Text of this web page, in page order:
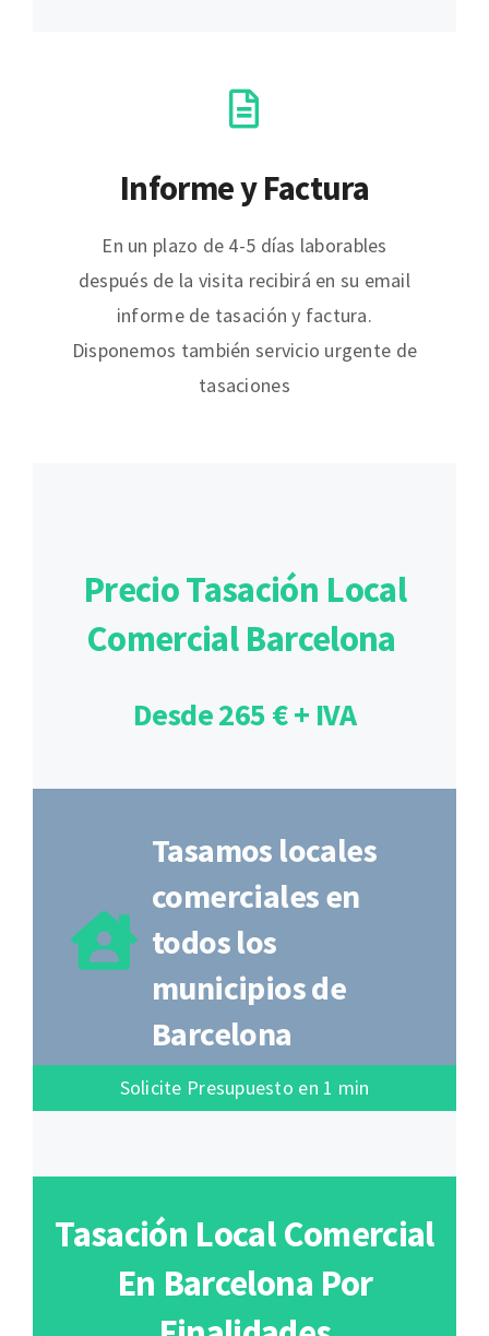
Informe y Factura
En un plazo de 4-5 días laborables
después de la visita recibirá en su email
informe de tasación y factura.
Disponemos también servicio urgente de
tasaciones
Precio Tasación Local
Comercial Barcelona
Desde 265 € + IVA
Tasamos locales
comerciales en
todos los
municipios de
Barcelona
Solicite Presupuesto en 1 min
Tasación Local Comercial
En Barcelona Por